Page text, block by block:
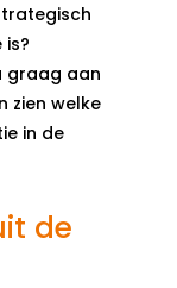
graag aan
zien welke
in de
de